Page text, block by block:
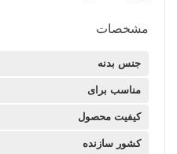
مشخصات
جنس بدنه
مناسب برای
کیفیت محصول
کشور سازنده